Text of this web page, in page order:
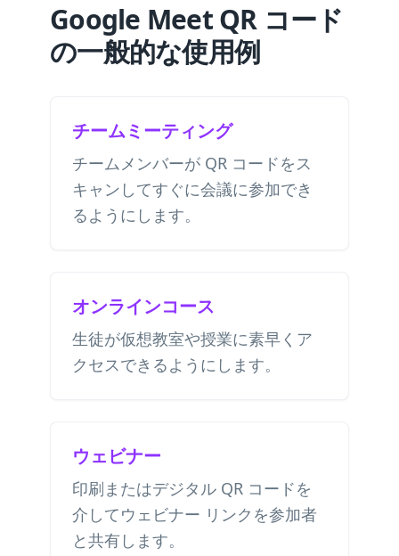
Google Meet QR コード
の一般的な使用例
チームミーティング
チームメンバーが QR コードをス
キャンしてすぐに会議に参加でき
るようにします。
オンラインコース
生徒が仮想教室や授業に素早くア
クセスできるようにします。
ウェビナー
印刷またはデジタル QR コードを
介してウェビナー リンクを参加者
と共有します。